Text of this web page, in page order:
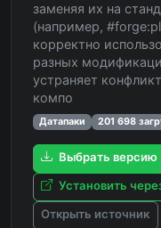
заменяя их на
(например,
корректно
разных
устраняет
компо
Датапаки 201 698
Выбрать версию
Установить
Открыть источник